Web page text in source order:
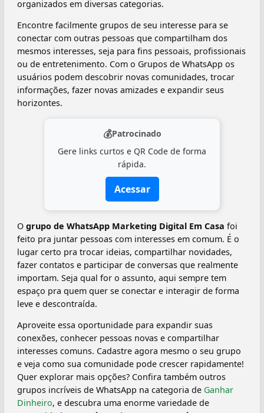
organizados em diversas categorias.
Encontre facilmente grupos de seu interesse para se
conectar com outras pessoas que compartilham dos
mesmos interesses, seja para fins pessoais, profissionais
ou de entretenimento. Com o Grupos de WhatsApp os
usuários podem descobrir novas comunidades, trocar
informações, fazer novas amizades e expandir seus
horizontes.
💰Patrocinado
Gere links curtos e QR Code de forma
rápida.
Acessar
O grupo de WhatsApp Marketing Digital Em Casa foi
feito pra juntar pessoas com interesses em comum. É o
lugar certo pra trocar ideias, compartilhar novidades,
fazer contatos e participar de conversas que realmente
importam. Seja qual for o assunto, aqui sempre tem
espaço pra quem quer se conectar e interagir de forma
leve e descontraída.
Aproveite essa oportunidade para expandir suas
conexões, conhecer pessoas novas e compartilhar
interesses comuns. Cadastre agora mesmo o seu grupo
e veja como sua comunidade pode crescer rapidamente!
Quer explorar mais opções? Confira também outros
grupos incríveis de WhatsApp na categoria de Ganhar
Dinheiro, e descubra uma enorme variedade de